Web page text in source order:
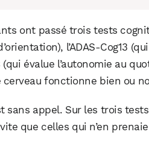
ont passé trois tests
l’ADAS-Cog13
(qui évalue l’autonomie au
cerveau fonctionne bien ou
sans appel. Sur les trois
que celles qui n’en